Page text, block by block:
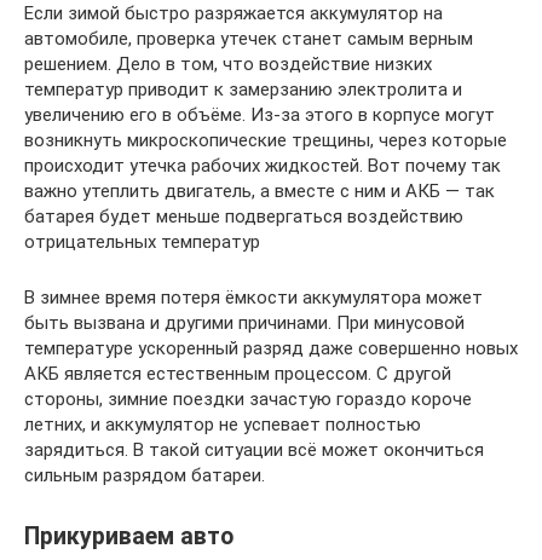
Если зимой быстро разряжается аккумулятор на
автомобиле, проверка утечек станет самым верным
решением. Дело в том, что воздействие низких
температур приводит к замерзанию электролита и
увеличению его в объёме. Из-за этого в корпусе могут
возникнуть микроскопические трещины, через которые
происходит утечка рабочих жидкостей. Вот почему так
важно утеплить двигатель, а вместе с ним и АКБ — так
батарея будет меньше подвергаться воздействию
отрицательных температур
В зимнее время потеря ёмкости аккумулятора может
быть вызвана и другими причинами. При минусовой
температуре ускоренный разряд даже совершенно новых
АКБ является естественным процессом. С другой
стороны, зимние поездки зачастую гораздо короче
летних, и аккумулятор не успевает полностью
зарядиться. В такой ситуации всё может окончиться
сильным разрядом батареи.
Прикуриваем авто